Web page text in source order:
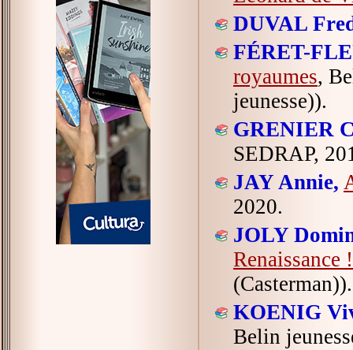
DUVAL
FÉRET-
royaumes,
jeunesse)).
GRENIER
SEDRAP,
JAY Annie,
2020.
JOLY
Renaissance !
(Casterman)).
KOENIG
Belin